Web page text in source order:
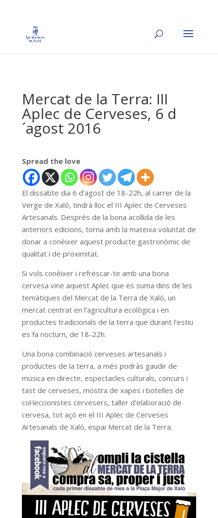
Mercat de la Terra: III
Aplec de Cerveses, 6 d
´agost 2016
Spread the love
El dissabte dia 6 d’agost de 18-22h, al carrer de la
Verge de Xaló, tindrà lloc el III Aplec de Cerveses
Artesanals. Després de la bona acollida de les
anteriors edicions, torna amb la mateixa voluntat de
donar a conèixer aquest producte gastronòmic de
qualitat i de proximitat.
Si vols conèixer i refrescar-te amb una bona
cervesa vine aquest Aplec que es suma dins de les
temàtiques del Mercat de la Terra de Xaló, un
mercat centrat en l’agricultura ecològica i en
productes tradicionals de la terra que durant l’estiu
es fa nocturn, de 18-22h.
Una bona combinació cerveses artesanals i
productes de la terra, a més podràs gaudir de
música en directe, espectacles culturals, concurs i
tast de cerveses, mostra de xapes i botelles de
col·leccionistes cervesers, taller d’elaboració de
cervesa, tot açò en el III Aplec de Cerveses
Artesanals de Xaló, espai Mercat de la Terra.